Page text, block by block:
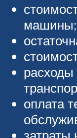
машины;
расходы
оплата